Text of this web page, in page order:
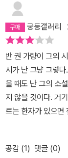
더 이상 슬퍼해서
년 시기로 고정시
어느 청년 시인의 문
설, 산문, 자료로 이
있다. 그 관객들처
할 것만 같다. 그 안
하고, 다시 그 갈증
구멍 가득히 안개
장난스레 글을 시작
히 없다. 이 모두가
제는, 그만 사라지라!
궁둥갤러리
반 권 가량이 그의
시가 난 그냥 그렇
을 때도 난 그의 소
지 않을 것이다. 거
르는 한자가 있으면
소설과 기행문, 일
쓴 단편 같다. 시에
공감 (1) 댓글 (0)